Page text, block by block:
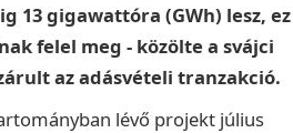
13 gigawattóra (GWh) lesz, ez
felel meg - közölte a svájci
az adásvételi tranzakció.
lévő projekt július